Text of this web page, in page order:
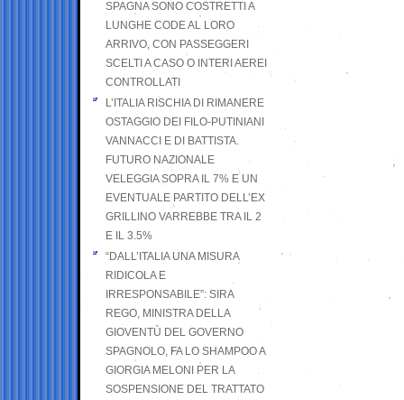
SPAGNA SONO COSTRETTI A
LUNGHE CODE AL LORO
ARRIVO, CON PASSEGGERI
SCELTI A CASO O INTERI AEREI
CONTROLLATI
L’ITALIA RISCHIA DI RIMANERE
OSTAGGIO DEI FILO-PUTINIANI
VANNACCI E DI BATTISTA.
FUTURO NAZIONALE
VELEGGIA SOPRA IL 7% E UN
EVENTUALE PARTITO DELL’EX
GRILLINO VARREBBE TRA IL 2
E IL 3.5%
“DALL’ITALIA UNA MISURA
RIDICOLA E
IRRESPONSABILE”: SIRA
REGO, MINISTRA DELLA
GIOVENTÙ DEL GOVERNO
SPAGNOLO, FA LO SHAMPOO A
GIORGIA MELONI PER LA
SOSPENSIONE DEL TRATTATO